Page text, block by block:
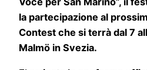
la partecipazione al
Contest che si terrà dal 7
Malmö in Svezia.